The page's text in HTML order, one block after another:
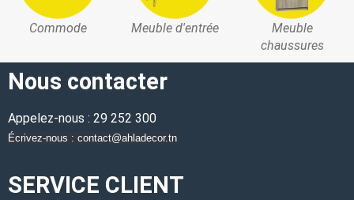
Commode Meuble d'entrée
Meuble
chaussures
Nous contacter
Appelez-nous : 29 252 300
Écrivez-nous : contact@ahladecor.tn
SERVICE CLIENT